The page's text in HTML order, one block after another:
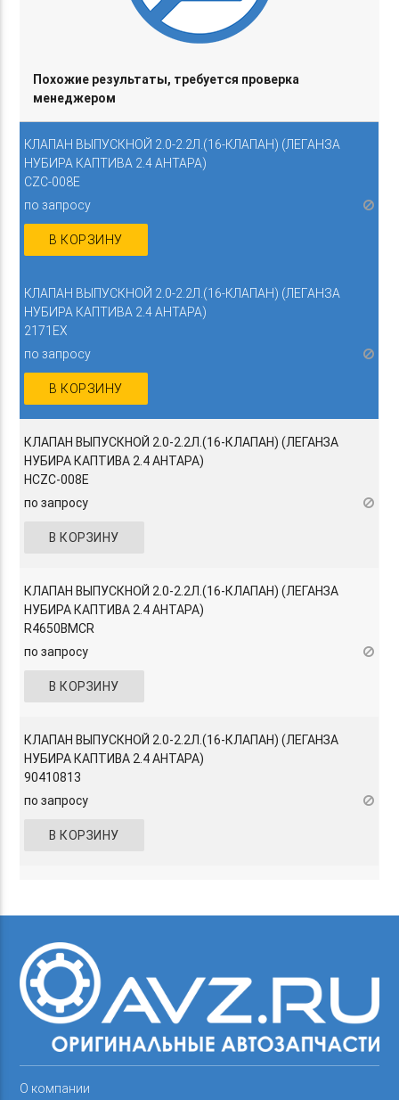
КЛАПАН ВЫПУСКНОЙ 2.0-2.2Л.(16-КЛАПАН) (ЛЕГАНЗА
НУБИРА КАПТИВА 2.4 АНТАРА)
CZC-008E
по запросу
В КОРЗИНУ
Похожие результаты, требуется проверка
менеджером
КЛАПАН ВЫПУСКНОЙ 2.0-2.2Л.(16-КЛАПАН) (ЛЕГАНЗА
НУБИРА КАПТИВА 2.4 АНТАРА)
2171EX
по запросу
В КОРЗИНУ
КЛАПАН ВЫПУСКНОЙ 2.0-2.2Л.(16-КЛАПАН) (ЛЕГАНЗА
НУБИРА КАПТИВА 2.4 АНТАРА)
HCZC-008E
по запросу
В КОРЗИНУ
КЛАПАН ВЫПУСКНОЙ 2.0-2.2Л.(16-КЛАПАН) (ЛЕГАНЗА
НУБИРА КАПТИВА 2.4 АНТАРА)
R4650BMCR
по запросу
В КОРЗИНУ
КЛАПАН ВЫПУСКНОЙ 2.0-2.2Л.(16-КЛАПАН) (ЛЕГАНЗА
НУБИРА КАПТИВА 2.4 АНТАРА)
90410813
по запросу
В КОРЗИНУ
О компании